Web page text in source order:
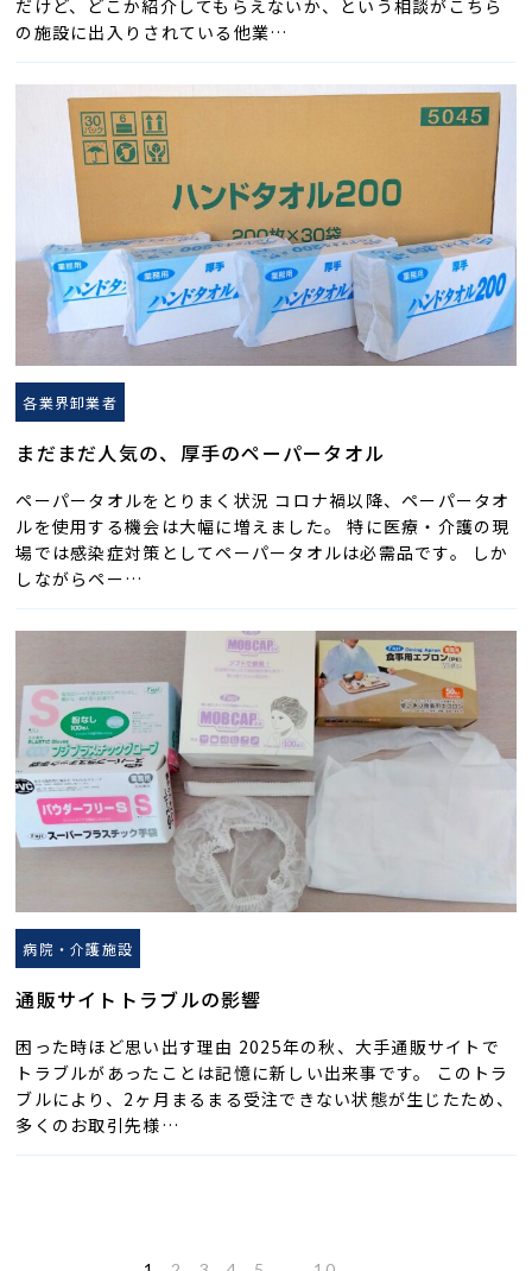
だけど、どこか紹介してもらえないか、という相談がこちら
の施設に出入りされている他業…
各業界卸業者
まだまだ人気の、厚手のペーパータオル
ペーパータオルをとりまく状況 コロナ禍以降、ペーパータオ
ルを使用する機会は大幅に増えました。 特に医療・介護の現
場では感染症対策としてペーパータオルは必需品です。 しか
しながらペー…
病院・介護施設
通販サイトトラブルの影響
困った時ほど思い出す理由 2025年の秋、大手通販サイトで
トラブルがあったことは記憶に新しい出来事です。 このトラ
ブルにより、2ヶ月まるまる受注できない状態が生じたため、
多くのお取引先様…